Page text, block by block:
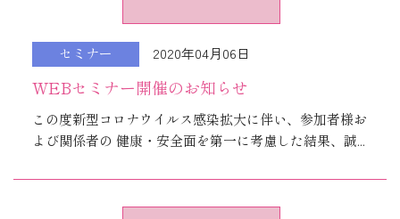
セミナー 2020年04月06日
WEBセミナー開催のお知らせ
この度新型コロナウイルス感染拡大に伴い、参加者様お
よび関係者の 健康・安全面を第一に考慮した結果、誠...